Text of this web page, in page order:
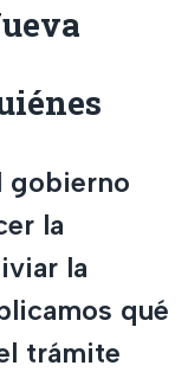
gobierno
la
la
qué
trámite